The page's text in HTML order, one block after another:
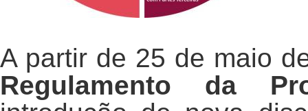
A partir de 25 de maio
Regulamento da